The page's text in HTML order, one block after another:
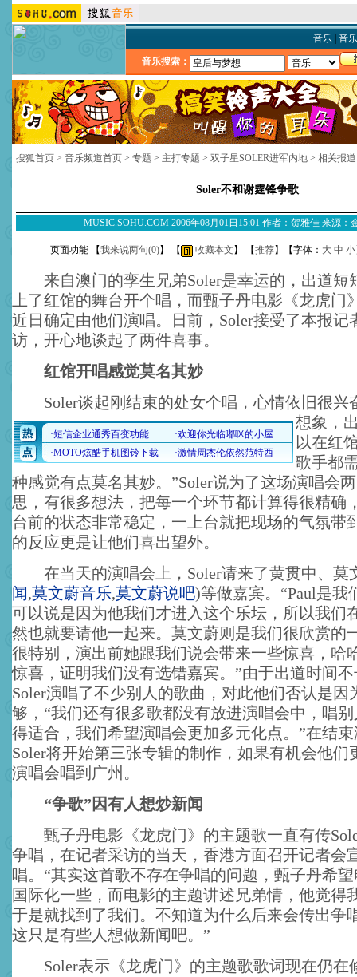
音乐| 音
音乐搜索：
搜狐首页 > 音乐频道首页 > 专题 > 主打专题 > 双子星SOLER进军内地 > 相关报道
Soler不和谢霆锋争歌
MUSIC.SOHU.COM 2006年08月01日15:01 作者：贺雅佳 来源：
页面功能 【我来说两句(0)】 【 收藏本文 】 【推荐】【字体： 大 中 小
来自澳门的孪生兄弟Soler是幸运的，出道短
上了红馆的舞台开个唱，而甄子丹电影《龙虎门
近日确定由他们演唱。日前，Soler接受了本报记
访，开心地谈起了两件喜事。
红馆开唱感觉莫名其妙
Soler谈起刚结束的处女个唱，心情依旧很兴
想象，
以在红
歌手都
种感觉有点莫名其妙。”Soler说为了这场演唱会
思，有很多想法，把每一个环节都计算得很精确
台前的状态非常稳定，一上台就把现场的气氛带
的反应更是让他们喜出望外。
在当天的演唱会上，Soler请来了黄贯中、莫
闻,莫文蔚音乐,莫文蔚说吧)等做嘉宾。“Paul是我
可以说是因为他我们才进入这个乐坛，所以我们
然也就要请他一起来。莫文蔚则是我们很欣赏的
很特别，演出前她跟我们说会带来一些惊喜，哈
惊喜，证明我们没有选错嘉宾。”由于出道时间
Soler演唱了不少别人的歌曲，对此他们否认是因
够，“我们还有很多歌都没有放进演唱会中，唱
得适合，我们希望演唱会更加多元化点。”在结
Soler将开始第三张专辑的制作，如果有机会他们
演唱会唱到广州。
“争歌”因有人想炒新闻
甄子丹电影《龙虎门》的主题歌一直有传
争唱，在记者采访的当天，香港方面召开记者会
唱。“其实这首歌不存在争唱的问题，甄子丹希
国际化一些，而电影的主题讲述兄弟情，他觉得
于是就找到了我们。不知道为什么后来会传出争
这只是有些人想做新闻吧。”
Soler表示《龙虎门》的主题歌歌词现在仍在